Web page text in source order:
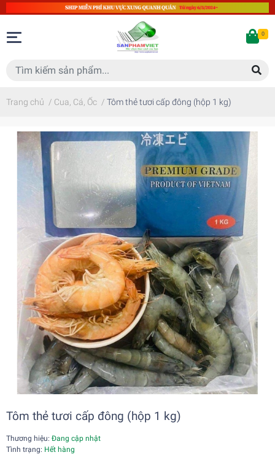
0
Trang chủ / Cua, Cá, Ốc / Tôm thẻ tươi cấp đông (hộp 1 kg)
Tôm thẻ tươi cấp đông (hộp 1 kg)
Thương hiệu: Đang cập nhật
Tình trạng: Hết hàng